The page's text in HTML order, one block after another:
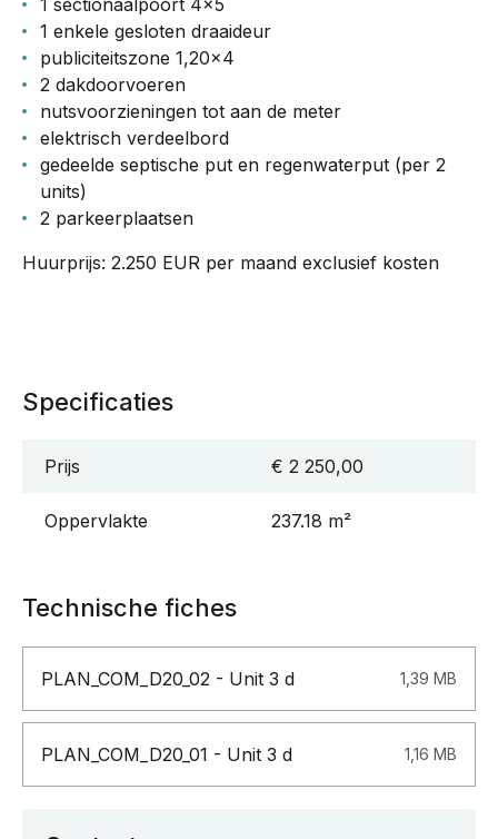
1 enkele gesloten draaideur
publiciteitszone 1,20x4
2 dakdoorvoeren
nutsvoorzieningen tot aan de meter
elektrisch verdeelbord
gedeelde septische put en regenwaterput (per 2
units)
2 parkeerplaatsen
Huurprijs: 2.250 EUR per maand exclusief kosten
Specificaties
Prijs € 2 250,00
Oppervlakte 237.18 m²
Technische fiches
PLAN_COM_D20_02 - Unit 3 d 1,39 MB
PLAN_COM_D20_01 - Unit 3 d 1,16 MB